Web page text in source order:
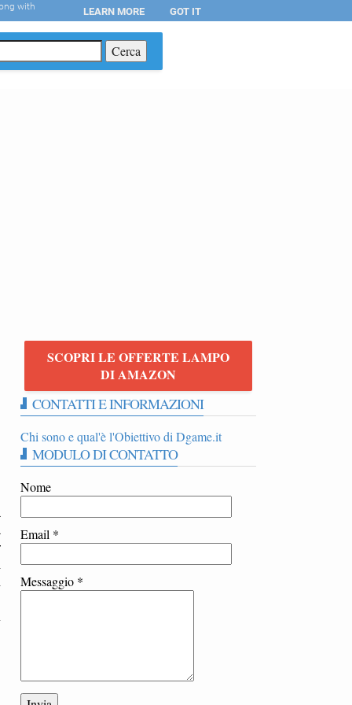
SCOPRI LE OFFERTE LAMPO
DI AMAZON
CONTATTI E INFORMAZIONI
Chi sono e qual'è l'Obiettivo di Dgame.it
MODULO DI CONTATTO
Nome
Email *
Messaggio *
with LEARN MORE GOT IT